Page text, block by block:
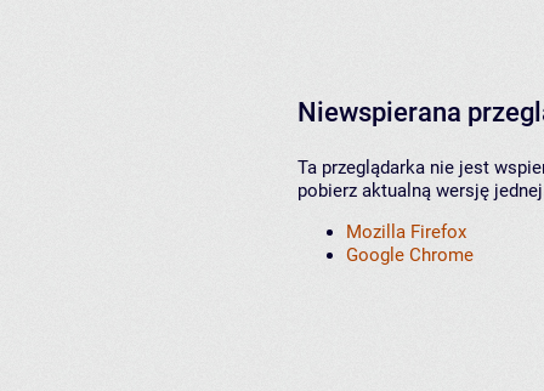
Niewspierana
Ta przeglądarka nie jest
pobierz aktualną wersję
Mozilla Firefox
Google Chrome